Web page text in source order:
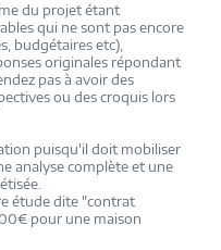
du projet étant
qui ne sont pas encore
budgétaires etc),
originales répondant
pas à avoir des
ou des croquis lors
puisqu'il doit mobiliser
analyse complète et une
étude dite "contrat
pour une maison